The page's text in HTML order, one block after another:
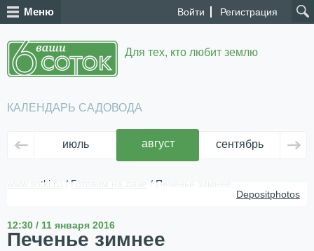
Войти Регистрация
Меню
Для тех, кто любит землю
КАЛЕНДАРЬ САДОВОДА
июль август сентябрь
www.sotki.ru / Готовим на даче
/ Печенье зимнее
Depositphotos
12:30 / 11 января 2016
Печенье зимнее